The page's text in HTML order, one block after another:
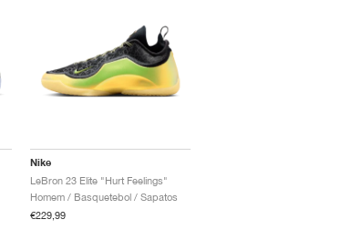
Nike
LeBron 23 Elite "Hurt Feelings"
Homem / Basquetebol / Sapatos
€229,99